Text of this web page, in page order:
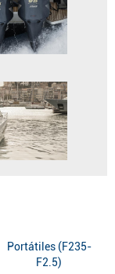
Portátiles (F235-
F2.5)